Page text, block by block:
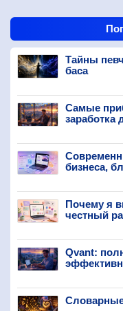
Тайны
баса
Самые
заработка
бизнеса,
Почему я
честный
Qvant:
Словарные